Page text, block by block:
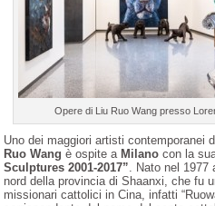
Opere di Liu Ruo Wang presso
Uno dei maggiori artisti contemporanei
Ruo Wang è ospite a Milanocon la
Sculptures 2001-2017” . Nato nel
nord della provincia di Shaanxi, che fu
missionari cattolici in Cina, infatti